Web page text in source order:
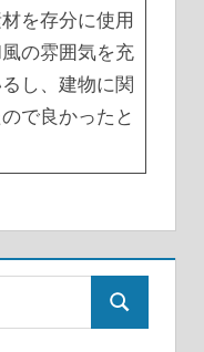
を存分に使用
の雰囲気を充
し、建物に関
で良かったと
検